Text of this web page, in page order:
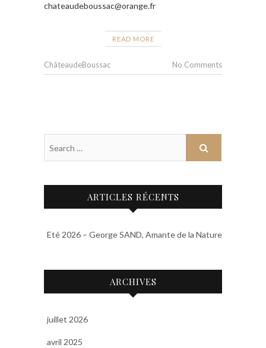
chateaudeboussac@orange.fr
READ MORE
ChâteaudeBoussac No Comments
ARTICLES RÉCENTS
Eté 2026 – George SAND, Amante de la Nature
ARCHIVES
juillet 2026
avril 2025